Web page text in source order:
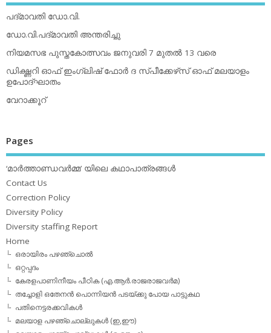
പദ്മാവതി ഡോ.വി.
ഡോ.വി.പദ്മാവതി അന്തരിച്ചു
നിയമസഭ പുസ്തകോത്സവം ജനുവരി 7 മുതല്‍ 13 വരെ
ഡിക്ഷ്ണറി ഓഫ് ഇംഗ്ലിഷ് ഫോര്‍ ദ സ്പീക്കേഴ്‌സ് ഓഫ് മലയാളം
ഉപോദ്ഘാതം
വേറാക്കൂറ്
Pages
‘മാര്‍ത്താണ്ഡവര്‍മ്മ’ യിലെ കഥാപാത്രങ്ങള്‍
Contact Us
Correction Policy
Diversity Policy
Diversity staffing Report
Home
ഒരായിരം പഴഞ്ചൊല്‍
ഒറ്റപ്പദം
കേരളപാണിനീയം പീഠിക (എ.ആര്‍.രാജരാജവര്‍മ)
തച്ചോളി ഒതേനൻ പൊന്നിയൻ പടയ്‌ക്കു പോയ പാട്ടുകഥ
പതിനെട്ടരക്കവികള്‍
മലയാള പഴഞ്ചൊല്ലുകള്‍ (ഇ,ഈ)